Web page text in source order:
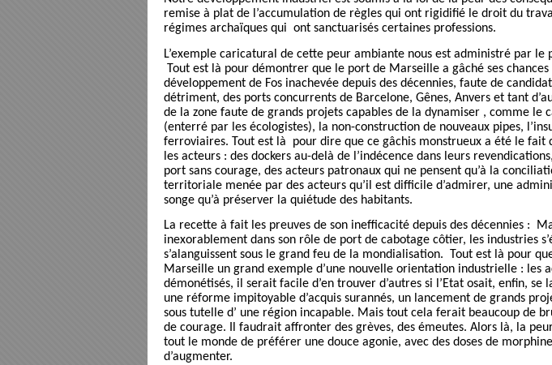
remise à plat de l’accumulation de règles qui ont rigidifié le droit du
régimes archaïques qui ont sanctuarisés certaines professions.
L’exemple caricatural de cette peur ambiante nous est administré par le
Tout est là pour démontrer que le port de Marseille a gâché ses chances
développement de Fos inachevée depuis des décennies, faute de
détriment, des ports concurrents de Barcelone, Gênes, Anvers et tant
de la zone faute de grands projets capables de la dynamiser , comme le
(enterré par les écologistes), la non-construction de nouveaux pipes,
ferroviaires. Tout est là
pour dire que ce gâchis monstrueux a été le fait
les acteurs : des dockers au-delà de l’indécence dans leurs
port sans courage, des acteurs patronaux qui ne pensent qu’à la
territoriale menée par des acteurs qu’il est difficile d’admirer, une
songe qu’à préserver la quiétude des habitants.
La recette à fait les preuves de son inefficacité depuis des décennies :
inexorablement dans son rôle de port de cabotage côtier, les industries
s’alanguissent sous le grand feu de la mondialisation.
Tout est là pour
Marseille un grand exemple d’une nouvelle orientation industrielle : les
démonétisés, il serait facile d’en trouver d’autres si l’Etat osait, enfin, se
une réforme impitoyable d’acquis surannés, un lancement de grands
sous tutelle d’ une région incapable. Mais tout cela ferait beaucoup de
de courage. Il faudrait affronter des grèves, des émeutes. Alors là, la
tout le monde de préférer une douce agonie, avec des doses de
d’augmenter.